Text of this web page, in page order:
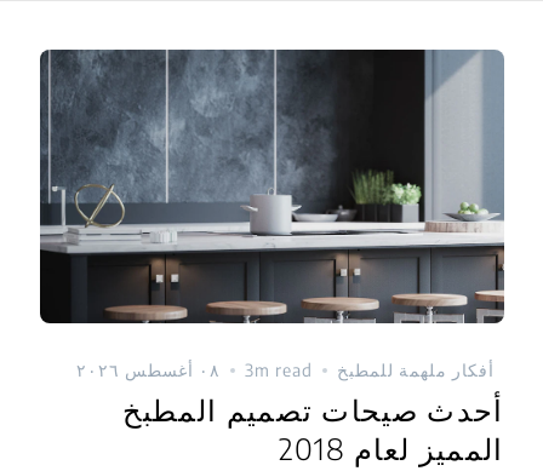
أفكار ملهمة للمطبخ 3m read ٠٨ أغسطس ٢٠٢٦
أحدث صيحات تصميم المطبخ
المميز لعام 2018